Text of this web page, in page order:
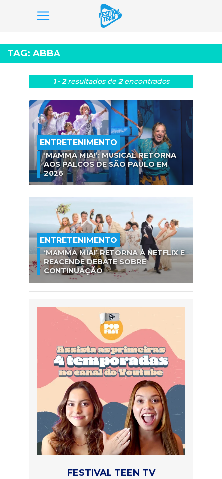
para
o
conteúdo
TAG: ABBA
1 - 2resultados de 2encontrados
ENTRETENIMENTO
‘MAMMA MIA!’: MUSICAL RETORNA
AOS PALCOS DE SÃO PAULO EM
2026
ENTRETENIMENTO
‘MAMMA MIA!’ RETORNA À NETFLIX E
REACENDE DEBATE SOBRE
CONTINUAÇÃO
FESTIVAL TEEN TV